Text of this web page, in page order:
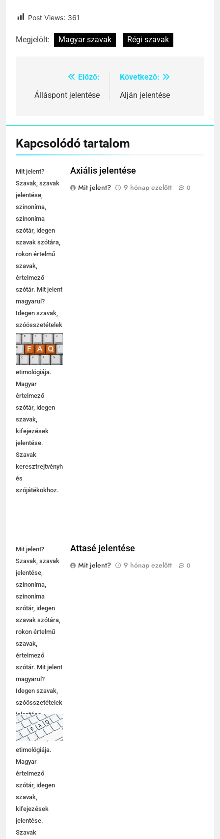
Post Views: 361
Megjelölt: Magyar szavak Régi szavak
Bejegyzés
navigáció
Előző:
Álláspont jelentése
Következő:
Alján jelentése
Kapcsolódó tartalom
Mit jelent?
Szavak, szavak
jelentése,
szinoníma,
szinoníma
szótár, idegen
szavak szótára,
rokon értelmű
szavak,
értelmező
szótár. Mit jelent
magyarul?
Idegen szavak,
szóösszetételek
jelentése,
magyarázata,
használata,
etimológiája.
Magyar
értelmező
szótár, idegen
szavak,
kifejezések
jelentése.
Szavak
keresztrejtvényhez
és
szójátékokhoz.
Axiális jelentése
Mit jelent?
9 hónap ezelőtt 0
Mit jelent?
Szavak, szavak
jelentése,
szinoníma,
szinoníma
szótár, idegen
szavak szótára,
rokon értelmű
szavak,
értelmező
szótár. Mit jelent
magyarul?
Idegen szavak,
szóösszetételek
jelentése,
magyarázata,
használata,
etimológiája.
Magyar
értelmező
szótár, idegen
szavak,
kifejezések
jelentése.
Szavak
Attasé jelentése
Mit jelent?
9 hónap ezelőtt 0